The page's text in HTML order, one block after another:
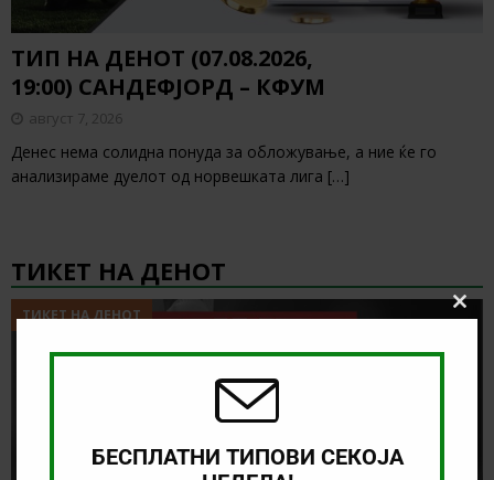
ТИП НА ДЕНОТ (07.08.2026,
19:00) САНДЕФЈОРД – КФУМ
август 7, 2026
Денес нема солидна понуда за обложување, а ние ќе го
анализираме дуелот од норвешката лига […]
ТИКЕТ НА ДЕНОТ
ТИКЕТ НА ДЕНОТ
БЕСПЛАТНИ ТИПОВИ СЕКОЈА